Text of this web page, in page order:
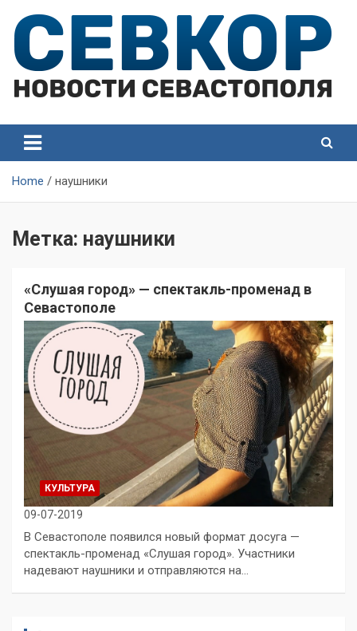
content
Севастополя
Севастополя
Home наушники
Метка: наушники
«Слушая город» — спектакль-променад в
Севастополе
КУЛЬТУРА
09-07-2019
В Севастополе появился новый формат досуга —
спектакль-променад «Слушая город». Участники
надевают наушники и отправляются на…